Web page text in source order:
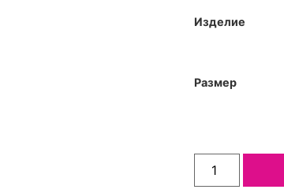
Изделие
Размер